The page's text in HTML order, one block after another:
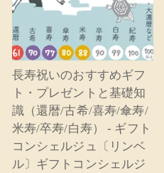
長寿祝いのおすすめギフ
ト・プレゼントと基礎知
識（還暦/古希/喜寿/傘寿/
米寿/卒寿/白寿） - ギフト
コンシェルジュ〔リンベ
ル〕ギフトコンシェルジ